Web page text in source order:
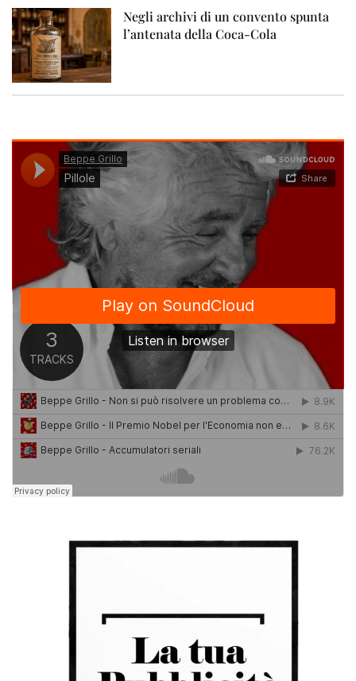
Negli archivi di un convento spunta
l’antenata della Coca-Cola